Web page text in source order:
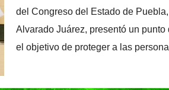
del Congreso del Estado de
Alvarado Juárez, presentó un punto
el objetivo de proteger a las